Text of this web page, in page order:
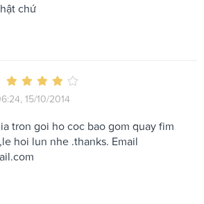
chứ
15/10/2014
tron goi ho coc bao gom quay fim
hoi lun nhe .thanks. Email